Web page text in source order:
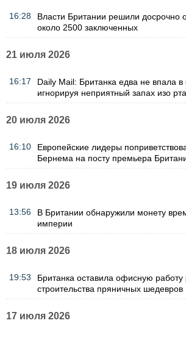
16:28
Власти Британии решили досрочно
около 2500 заключенных
21 июля 2026
16:17
Daily Mail: Британка едва не впала в
игнорируя неприятный запах изо рта
20 июля 2026
16:10
Европейские лидеры
Бернема на посту премьера
19 июля 2026
13:56
В Британии обнаружили монету
империи
18 июля 2026
19:53
Британка оставила офисную работу
строительства пряничных шедевров
17 июля 2026